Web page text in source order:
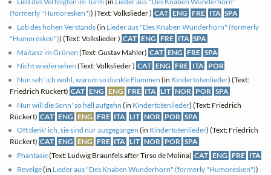
(formerly "Humoresken")) (Text: Volkslieder ) CAT ENG FRE ITA SPA
Lob des hohen Verstands(in Lieder aus "Des Knaben Wunderhorn" (formerly
"Humoresken")) (Text: Volkslieder ) CAT ENG FRE ITA SPA
Maitanz im Grünen (Text: Gustav Mahler) CAT ENG FRE SPA
Nicht wiedersehen (Text: Volkslieder ) CAT ENG FRE ITA POR
Nun seh' ich wohl, warum so dunkle Flammen (in Kindertotenlieder) (Text:
Friedrich Rückert) CAT ENG ENG FRE ITA LIT NOR POR SPA
Nun will die Sonn' so hell aufgehn (in Kindertotenlieder) (Text: Friedrich
Rückert) CAT ENG ENG FRE ITA LIT NOR POR SPA
Oft denk' ich, sie sind nur ausgegangen (in Kindertotenlieder) (Text: Friedrich
Rückert) CAT ENG ENG FRE ITA LIT NOR POR SPA
Phantasie(Text: Ludwig Braunfels after Tirso de Molina) CAT ENG FRE ITA
Revelge(in Lieder aus "Des Knaben Wunderhorn" (formerly "Humoresken"))